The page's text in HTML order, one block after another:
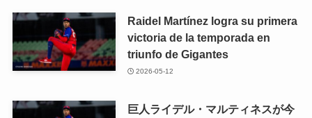
Raidel Martínez logra su primera
victoria de la temporada en
triunfo de Gigantes
2026-05-12
巨人ライデル・マルティネスが今